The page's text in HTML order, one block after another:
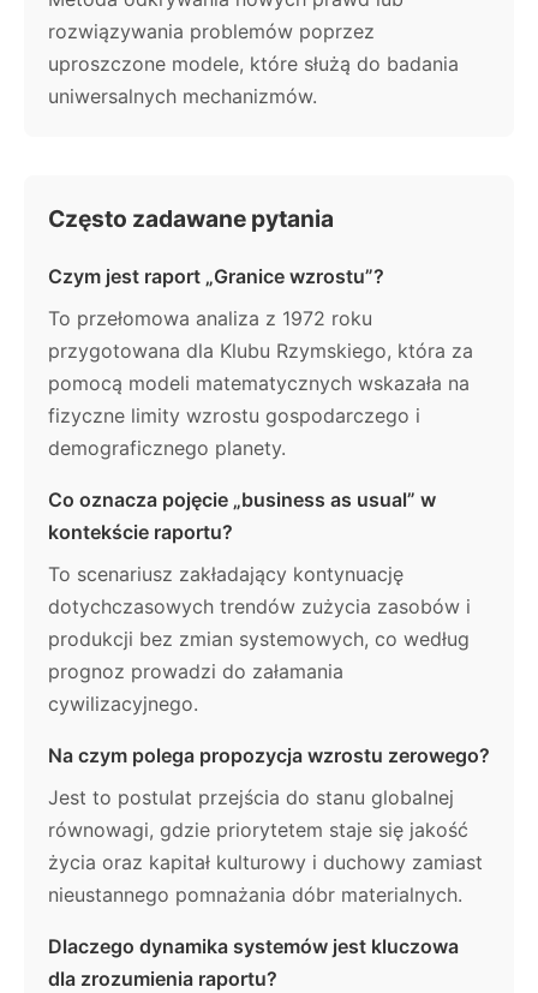
rozwiązywania problemów poprzez
uproszczone modele, które służą do badania
uniwersalnych mechanizmów.
Często zadawane pytania
Czym jest raport „Granice wzrostu”?
To przełomowa analiza z 1972 roku
przygotowana dla Klubu Rzymskiego, która za
pomocą modeli matematycznych wskazała na
fizyczne limity wzrostu gospodarczego i
demograficznego planety.
Co oznacza pojęcie „business as usual” w
kontekście raportu?
To scenariusz zakładający kontynuację
dotychczasowych trendów zużycia zasobów i
produkcji bez zmian systemowych, co według
prognoz prowadzi do załamania
cywilizacyjnego.
Na czym polega propozycja wzrostu zerowego?
Jest to postulat przejścia do stanu globalnej
równowagi, gdzie priorytetem staje się jakość
życia oraz kapitał kulturowy i duchowy zamiast
nieustannego pomnażania dóbr materialnych.
Dlaczego dynamika systemów jest kluczowa
dla zrozumienia raportu?